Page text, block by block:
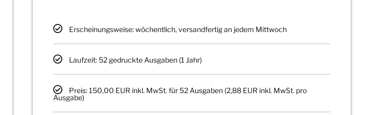
Erscheinungsweise: wöchentlich, versandfertig an jedem Mittwoch
Laufzeit: 52 gedruckte Ausgaben (1 Jahr)
Preis: 150,00 EUR inkl. MwSt. für 52 Ausgaben (2,88 EUR inkl. MwSt. pro
Ausgabe)